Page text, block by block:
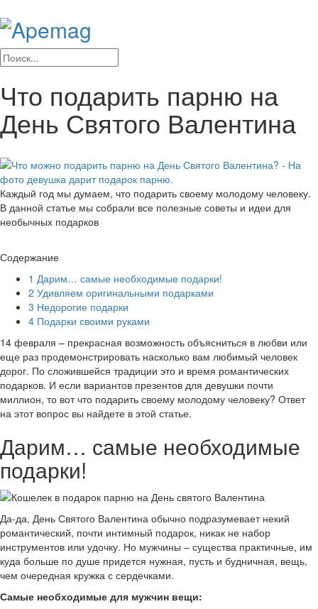
Что подарить парню на
День Святого Валентина
Каждый год мы думаем, что подарить своему молодому человеку.
В данной статье мы собрали все полезные советы и идеи для
необычных подарков
Содержание
1 Дарим… самые необходимые подарки!
2 Удивляем оригинальными подарками
3 Недорогие подарки
4 Подарки своими руками
14 февраля – прекрасная возможность объясниться в любви или
еще раз продемонстрировать насколько вам любимый человек
дорог. По сложившейся традиции это и время романтических
подарков. И если вариантов презентов для девушки почти
миллион, то вот что подарить своему молодому человеку? Ответ
на этот вопрос вы найдете в этой статье.
Дарим… самые необходимые
подарки!
Да-да, День Святого Валентина обычно подразумевает некий
романтический, почти интимный подарок, никак не набор
инструментов или удочку. Но мужчины – существа практичные, им
куда больше по душе придется нужная, пусть и будничная, вещь,
чем очередная кружка с сердечками.
Самые необходимые для мужчин вещи: